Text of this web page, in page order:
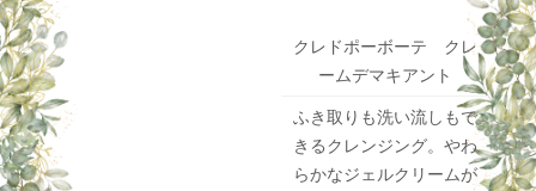
クレドポーボーテ クレ
ームデマキアント
ふき取りも洗い流しもで
きるクレンジング。やわ
らかなジェルクリームが